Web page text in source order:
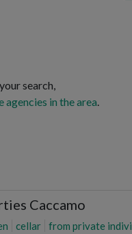
search,
agencies in the area.
Caccamo
cellar
from private